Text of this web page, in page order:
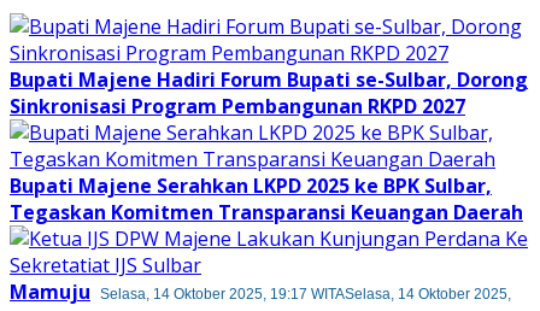
Bupati Majene Hadiri Forum Bupati se-Sulbar, Dorong
Sinkronisasi Program Pembangunan RKPD 2027
Bupati Majene Serahkan LKPD 2025 ke BPK Sulbar,
Tegaskan Komitmen Transparansi Keuangan Daerah
Mamuju Selasa, 14 Oktober 2025, 19:17 WITASelasa, 14 Oktober 2025,